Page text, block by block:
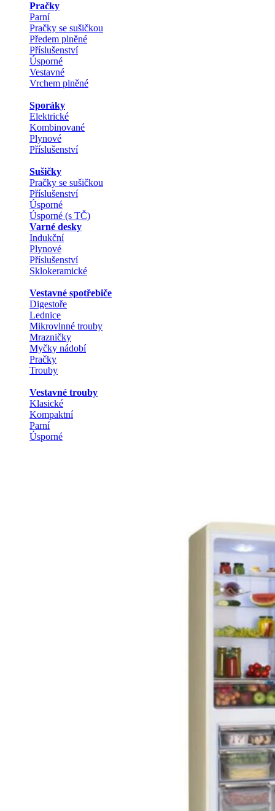
Pračky
Parní
Pračky se sušičkou
Předem plněné
Příslušenství
Úsporné
Vestavné
Vrchem plněné
Sporáky
Elektrické
Kombinované
Plynové
Příslušenství
Sušičky
Pračky se sušičkou
Příslušenství
Úsporné
Úsporné (s TČ)
Varné desky
Indukční
Plynové
Příslušenství
Sklokeramické
Vestavné spotřebiče
Digestoře
Lednice
Mikrovlnné trouby
Mrazničky
Myčky nádobí
Pračky
Trouby
Vestavné trouby
Klasické
Kompaktní
Parní
Úsporné